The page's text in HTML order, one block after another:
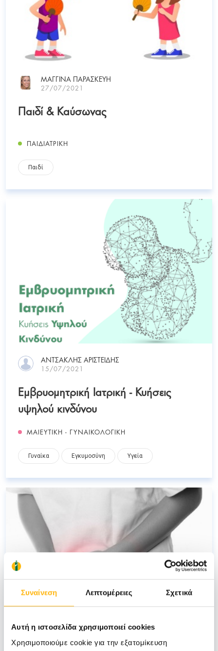
Συναίνεση Λεπτομέρειες Σχετικά
Αυτή η ιστοσελίδα χρησιμοποιεί cookies
Χρησιμοποιούμε cookie για την εξατομίκευση
ΜΑΓΓΙΝΑ ΠΑΡΑΣΚΕΥΗ
27/07/2021
Παιδί & Καύσωνας
ΠΑΙΔΙΑΤΡΙΚΗ
Παιδί
ΑΝΤΣΑΚΛΗΣ ΑΡΙΣΤΕΙΔΗΣ
15/07/2021
Εμβρυομητρική Ιατρική - Κυήσεις
υψηλού κινδύνου
ΜΑΙΕΥΤΙΚΗ - ΓΥΝΑΙΚΟΛΟΓΙΚΗ
Γυναίκα Εγκυμοσύνη Υγεία
ΔΑΡΔΑΜΑΝΗΣ ΔΗΜΗΤΡΙΟΣ